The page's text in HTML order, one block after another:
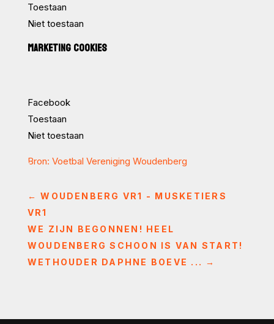
Toestaan
Niet toestaan
MARKETING COOKIES
Facebook
Toestaan
Niet toestaan
Bron: Voetbal Vereniging Woudenberg
←WOUDENBERG VR1 - MUSKETIERS
VR1
WE ZIJN BEGONNEN! HEEL
WOUDENBERG SCHOON IS VAN START!
WETHOUDER DAPHNE BOEVE ... →